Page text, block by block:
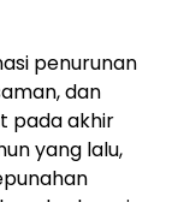
penurunan
dan
pada akhir
yang lalu,